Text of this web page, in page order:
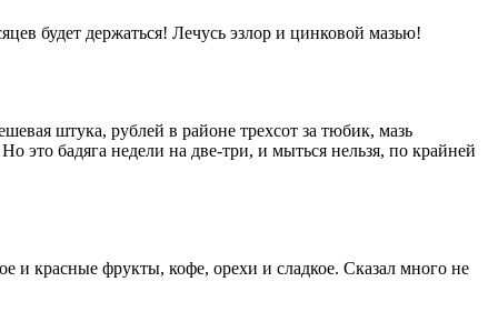
будет держаться! Лечусь эзлор и цинковой мазью!
штука, рублей в районе трехсот за тюбик, мазь
это бадяга недели на две-три, и мыться нельзя, по крайней
и красные фрукты, кофе, орехи и сладкое. Сказал много не